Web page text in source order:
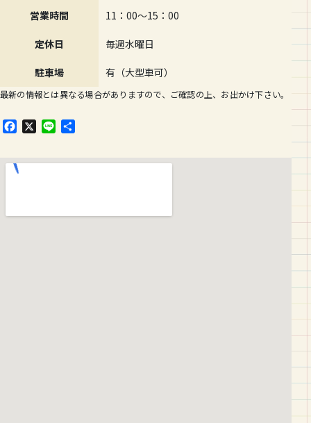
営業時間 11：00～15：00
定休日 毎週水曜日
駐車場 有（大型車可）
最新の情報とは異なる場合がありますので、ご確認の上、お出かけ下さい。
F
e
X
L
e